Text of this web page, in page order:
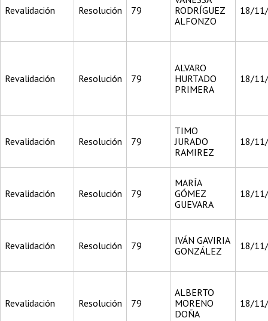
Revalidación Resolución 79
RODRÍGUEZ
ALFONZO
18/
Revalidación Resolución 79
ALVARO
HURTADO
PRIMERA
18/
Revalidación Resolución 79
TIMO
JURADO
RAMIREZ
18/
Revalidación Resolución 79
MARÍA
GÓMEZ
GUEVARA
18/
Revalidación Resolución 79
IVÁN GAVIRIA
GONZÁLEZ
18/
Revalidación Resolución 79
ALBERTO
MORENO
DOÑA
18/